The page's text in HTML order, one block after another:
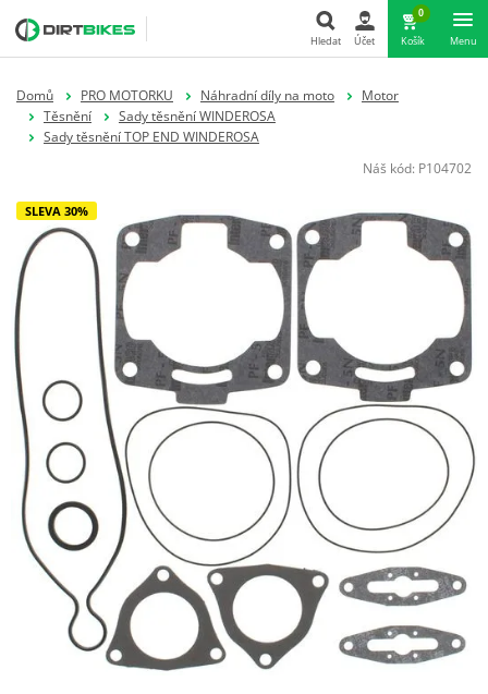
Hledat Účet
0
Košík Menu
Domů PRO MOTORKU Náhradní díly na moto
Motor
Těsnění
Sady těsnění WINDEROSA
Sady těsnění TOP END WINDEROSA
Náš kód: P104702
SLEVA 30%